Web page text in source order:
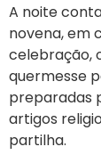
A noite
novena, em
celebração,
quermesse
preparadas
artigos
partilha.